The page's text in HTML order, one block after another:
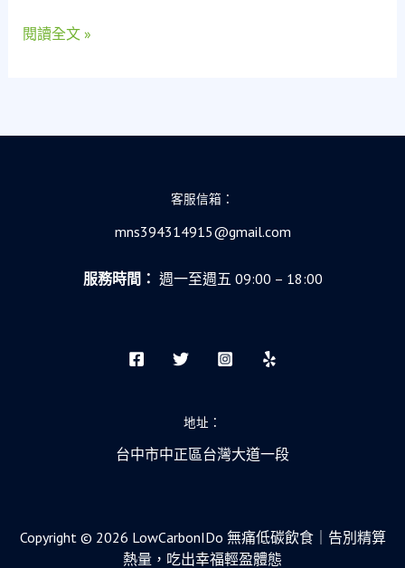
的
救
見
閱讀全文 »
客服信箱：
mns394314915@gmail.com
服務時間： 週一至週五 09:00 – 18:00
地址：
台中市中正區台灣大道一段
Copyright © 2026 LowCarbonIDo 無痛低碳飲食｜告別精算
熱量，吃出幸福輕盈體態